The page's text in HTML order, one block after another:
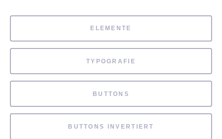
ELEMENTE
TYPOGRAFIE
BUTTONS
BUTTONS INVERTIERT